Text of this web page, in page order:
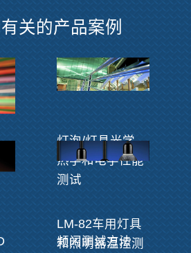
关的产品案例
灯泡/灯具光学、
热学和电学性能
测试
LM-82车用灯具
和照明器温控测
频闪测试方法